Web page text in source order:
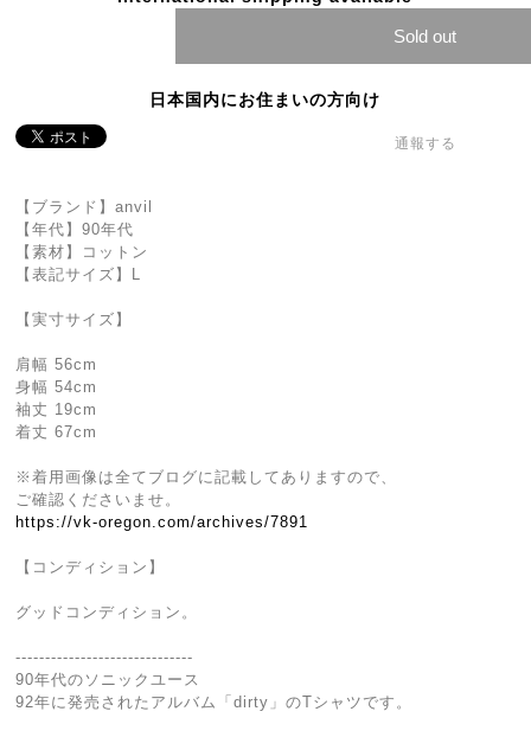
Sold out
日本国内にお住まいの方向け
通報する
【ブランド】anvil
【年代】90年代
【素材】コットン
【表記サイズ】L
【実寸サイズ】
肩幅 56cm
身幅 54cm
袖丈 19cm
着丈 67cm
※着用画像は全てブログに記載してありますので、
ご確認くださいませ。
https://vk-oregon.com/archives/7891
【コンディション】
グッドコンディション。
------------------------------
90年代のソニックユース
92年に発売されたアルバム「dirty」のTシャツです。